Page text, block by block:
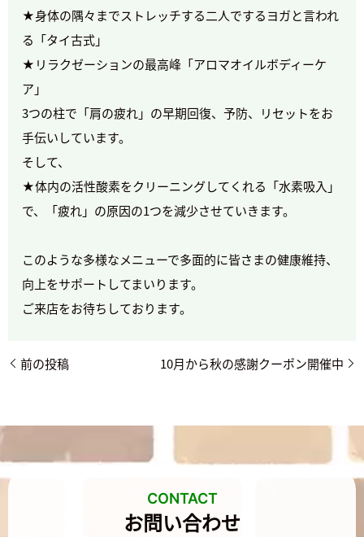
★身体の隅々までストレッチする二人でするヨガと言われ
る「タイ古式」
★リラクゼーションの最高峰「アロマオイルボディーケ
ア」
3つの柱で「肩の疲れ」の早期回復、予防、リセットをお
手伝いしています。
そして、
★体内の活性酸素をクリーニングしてくれる「水素吸入」
で、「疲れ」の原因の1つを減少させていきます。
このような多様なメニューで多面的に皆さまの健康維持、
向上をサポートしてまいります。
ご来店をお待ちしております。
前の投稿 10月から秋の感謝クーポン開催中
CONTACT
お問い合わせ